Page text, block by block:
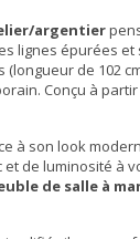
argentier
lignes épurées
de 102
Conçu à
à son look
de luminosité à
de salle à